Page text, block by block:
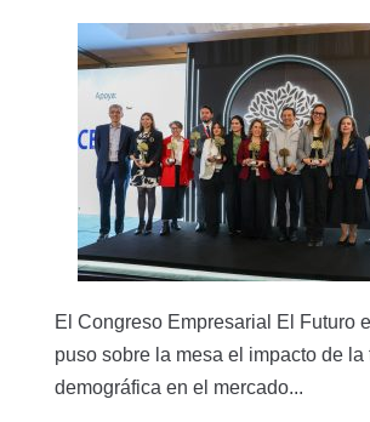
El Congreso Empresarial El Futuro
puso sobre la mesa el impacto de la
demográfica en el mercado...